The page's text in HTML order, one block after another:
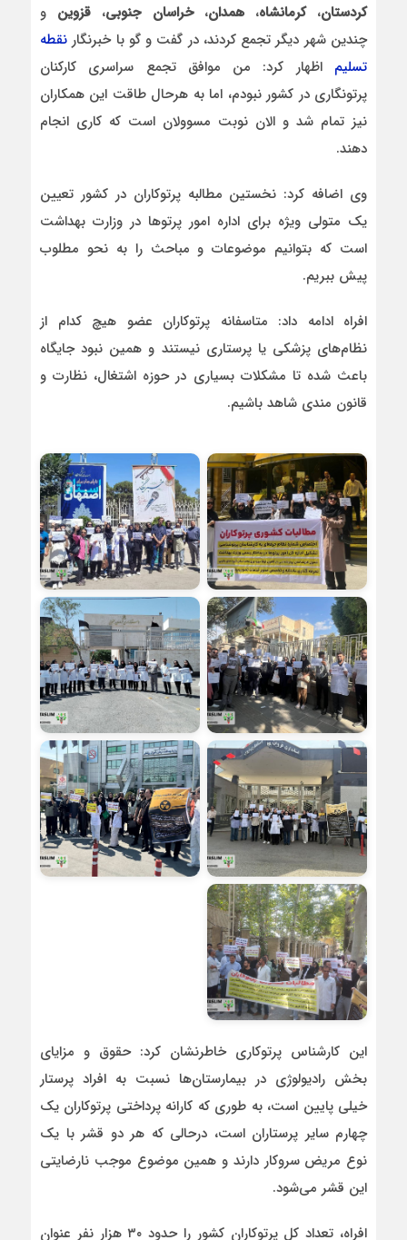
کردستان،کرمانشاه،همدان،خراسان جنوبی، قزوین و
چندین شهر دیگر تجمع کردند، در گفت و گو با خبرنگار نقطه
تسلیم اظهار کرد: من موافق تجمع سراسری کارکنان
پرتونگاری در کشور نبودم، اما به هرحال طاقت این همکاران
نیز تمام شد و الان نوبت مسوولان است که کاری انجام
دهند.
وی اضافه کرد: نخستین مطالبه پرتوکاران در کشور تعیین
یک متولی ویژه برای اداره امور پرتوها در وزارت بهداشت
است که بتوانیم موضوعات و مباحث را به نحو مطلوب
پیش ببریم.
افراه ادامه داد: متاسفانه پرتوکاران عضو هیچ کدام از
نظام‌های پزشکی یا پرستاری نیستند و همین نبود جایگاه
باعث شده تا مشکلات بسیاری در حوزه اشتغال، نظارت و
قانون مندی شاهد باشیم.
این کارشناس پرتوکاری خاطرنشان کرد: حقوق و مزایای
بخش رادیولوژی در بیمارستان‌ها نسبت به افراد پرستار
خیلی پایین است، به طوری که کارانه پرداختی پرتوکاران یک
چهارم سایر پرستاران است، درحالی که هر دو قشر با یک
نوع مریض سروکار دارند و همین موضوع موجب نارضایتی
این قشر می‌شود.
افراه، تعداد کل پرتوکاران کشور را حدود ۳۰ هزار نفر عنوان